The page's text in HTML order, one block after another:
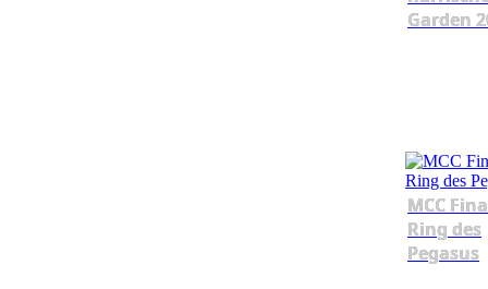
Garden
MCC
Ring des
Pegasus